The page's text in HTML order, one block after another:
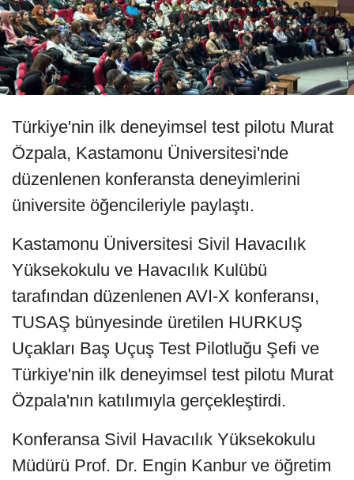
Türkiye'nin ilk deneyimsel test pilotu Murat
Özpala, Kastamonu Üniversitesi'nde
düzenlenen konferansta deneyimlerini
üniversite öğencileriyle paylaştı.
Kastamonu Üniversitesi Sivil Havacılık
Yüksekokulu ve Havacılık Kulübü
tarafından düzenlenen AVI-X konferansı,
TUSAŞ bünyesinde üretilen HURKUŞ
Uçakları Baş Uçuş Test Pilotluğu Şefi ve
Türkiye'nin ilk deneyimsel test pilotu Murat
Özpala'nın katılımıyla gerçekleştirdi.
Konferansa Sivil Havacılık Yüksekokulu
Müdürü Prof. Dr. Engin Kanbur ve öğretim